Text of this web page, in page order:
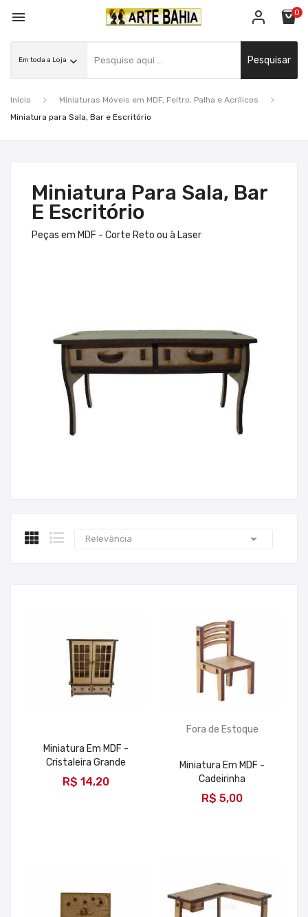
 0
Pesquisar
Início
Miniaturas Móveis em MDF, Feltro, Palha e Acrílicos
Miniatura para Sala, Bar e Escritório
Miniatura Para Sala, Bar
E Escritório
Peças em MDF - Corte Reto ou à Laser
Relevância 
Miniatura Em MDF -
Cristaleira Grande
R$ 14,20
Fora de Estoque
Miniatura Em MDF -
Cadeirinha
R$ 5,00